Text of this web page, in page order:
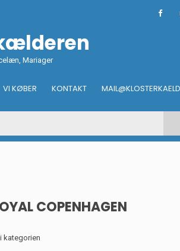
Mariager
VI KØBER KONTAKT
COPENHAGEN
kategorien